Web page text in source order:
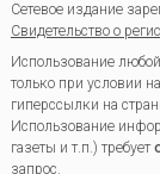
Сетевое издание
Свидетельство о
Использование
только при условии
гиперссылки на
Использование
газеты и т.п.) требует
запрос